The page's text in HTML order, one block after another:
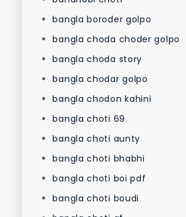
bangla boroder golpo
bangla choda choder golpo
bangla choda story
bangla chodar golpo
bangla chodon kahini
bangla choti 69
bangla choti aunty
bangla choti bhabhi
bangla choti boi pdf
bangla choti boudi